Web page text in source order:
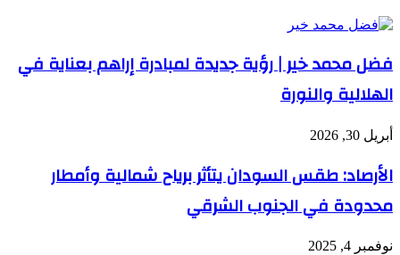
فضل محمد خير | رؤية جديدة لمبادرة إراهم بعناية في
الهلالية والنورة
أبريل 30, 2026
الأرصاد: طقس السودان يتأثر برياح شمالية وأمطار
محدودة في الجنوب الشرقي
نوفمبر 4, 2025